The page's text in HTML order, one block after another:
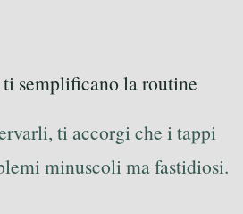
semplificano la routine
ti accorgi che i tappi
minuscoli ma fastidiosi.